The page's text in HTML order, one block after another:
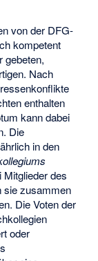
von der DFG-
kompetent
gebeten,
Nach
enthalten
kann dabei
Die
in den
des
sie zusammen
Die Voten der
oder